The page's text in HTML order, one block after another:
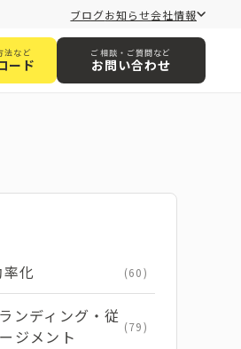
ブログお知らせ会社情報
法など
ード
ご相談・ご質問など
お問い合わせ
化 (60)
ンディング・従
ジメント
(79)